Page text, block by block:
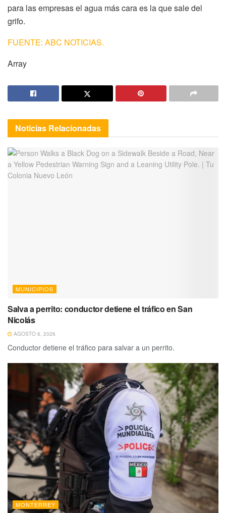
para las empresas el agua más cara es la que sale del
grifo.
FUENTE: ABC NOTICIAS.
Array
Noticias Relacionadas
MUNICIPIOS
Salva a perrito: conductor detiene el tráfico en San
Nicolás
AGOSTO 6, 2026
Conductor detiene el tráfico para salvar a un perrito.
MONTERREY